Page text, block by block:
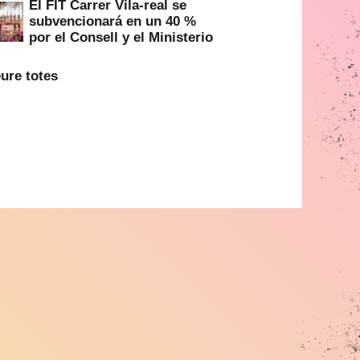
El FIT Carrer Vila-real se
subvencionará en un 40 %
por el Consell y el Ministerio
totes